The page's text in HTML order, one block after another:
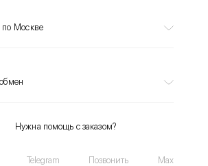
Москве
Нужна помощь с заказом?
Telegram Позвонить Max